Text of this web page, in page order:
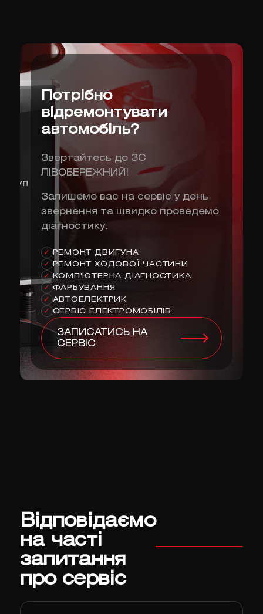
Потрібно
відремонтувати
автомобіль?
Звертайтесь до ЗС
ЛІВОБЕРЕЖНИЙ!
Запишемо вас на сервіс у день
звернення та швидко проведемо
діагностику.
✓ РЕМОНТ ДВИГУНА
✓ РЕМОНТ ХОДОВОЇ ЧАСТИНИ
✓ КОМП'ЮТЕРНА ДІАГНОСТИКА
✓ ФАРБУВАННЯ
✓ АВТОЕЛЕКТРИК
✓ СЕРВІС ЕЛЕКТРОМОБІЛІВ
ЗАПИСАТИСЬ НА
СЕРВІС
Відповідаємо
на часті
запитання
про сервіс